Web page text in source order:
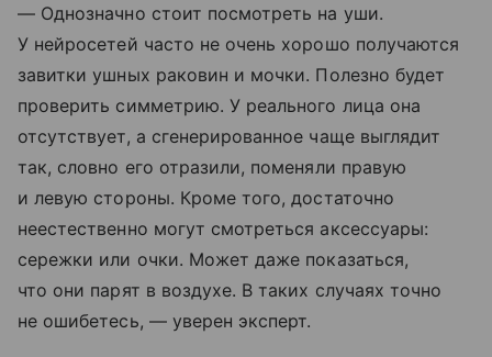
— Однозначно стоит посмотреть на уши.
У нейросетей часто не очень хорошо получаются
завитки ушных раковин и мочки. Полезно будет
проверить симметрию. У реального лица она
отсутствует, а сгенерированное чаще выглядит
так, словно его отразили, поменяли правую
и левую стороны. Кроме того, достаточно
неестественно могут смотреться аксессуары:
сережки или очки. Может даже показаться,
что они парят в воздухе. В таких случаях точно
не ошибетесь, — уверен эксперт.